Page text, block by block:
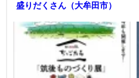
盛りだくさん（大牟田市）